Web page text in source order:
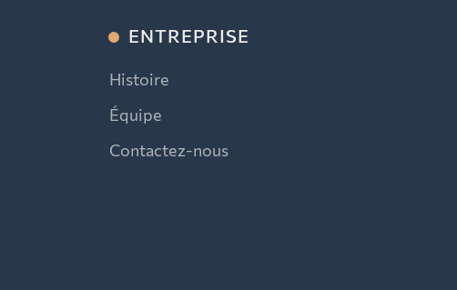
ENTREPRISE
Histoire
Équipe
Contactez-nous